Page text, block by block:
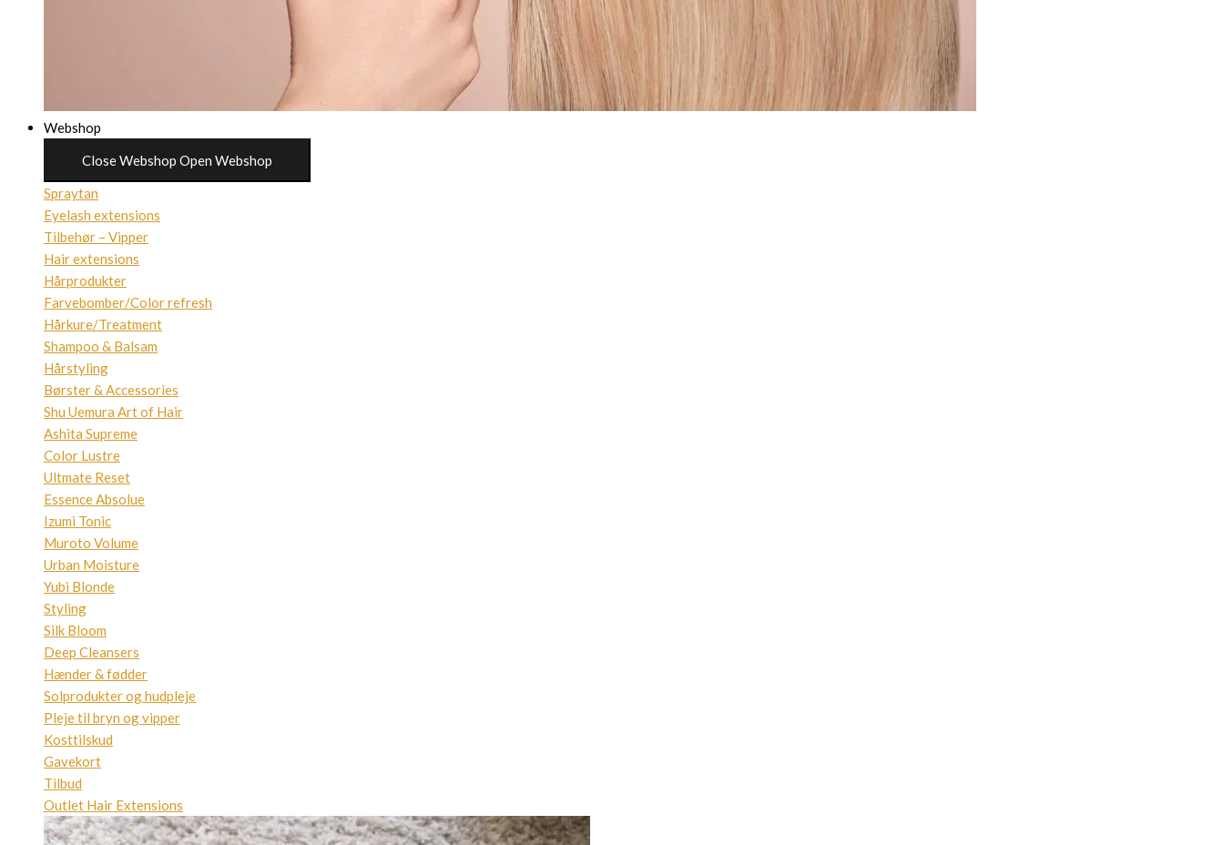
Webshop
Close Webshop Open Webshop
Spraytan
Eyelash extensions
Tilbehør – Vipper
Hair extensions
Hårprodukter
Farvebomber/Color refresh
Hårkure/Treatment
Shampoo & Balsam
Hårstyling
Børster & Accessories
Shu Uemura Art of Hair
Ashita Supreme
Color Lustre
Ultmate Reset
Essence Absolue
Izumi Tonic
Muroto Volume
Urban Moisture
Yubi Blonde
Styling
Silk Bloom
Deep Cleansers
Hænder & fødder
Solprodukter og hudpleje
Pleje til bryn og vipper
Kosttilskud
Gavekort
Tilbud
Outlet Hair Extensions